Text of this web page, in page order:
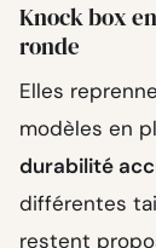
Knock box
ronde
Elles
modèles en
durabilité
différentes
restent